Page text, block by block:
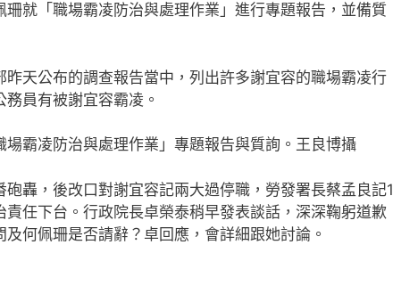
就「職場霸凌防治與處理作業」進行專題報告，並備質
天公布的調查報告當中，列出許多謝宜容的職場霸凌行
員有被謝宜容霸凌。
霸凌防治與處理作業」專題報告與質詢。王良博攝
轟，後改口對謝宜容記兩大過停職，勞發署長蔡孟良記1
任下台。行政院長卓榮泰稍早發表談話，深深鞠躬道歉
何佩珊是否請辭？卓回應，會詳細跟她討論。